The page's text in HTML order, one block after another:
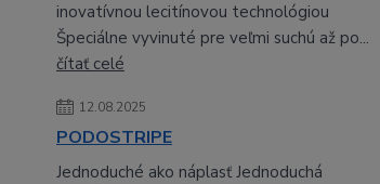
inovatívnou lecitínovou technológiou
Špeciálne vyvinuté pre veľmi suchú až po...
čítať celé
12.08.2025
PODOSTRIPE
Jednoduché ako náplasť Jednoduchá